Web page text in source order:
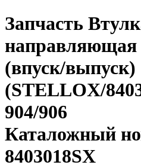
Запчасть
направляющая
(впуск/выпуск)
(STELLOX/
904/906
Каталожный
8403018SX